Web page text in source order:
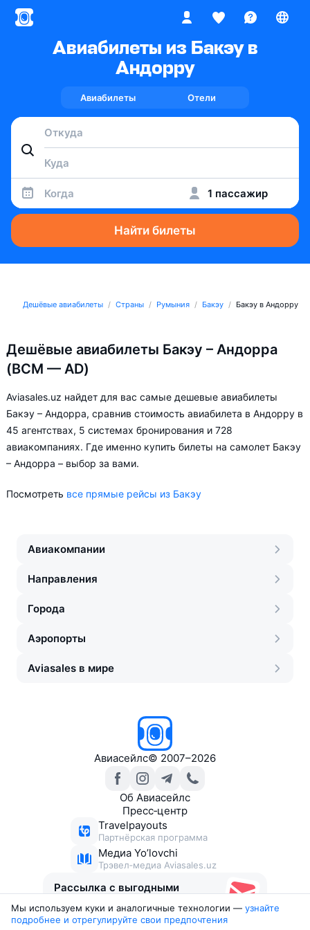
Авиабилеты из Бакэу в
Андорру
Авиабилеты Отели
Когда 1 пассажир
Найти билеты
Дешёвые авиабилеты Страны Румыния Бакэу Бакэу в Андорру
Дешёвые авиабилеты Бакэу – Андорра
(BCM — AD)
Aviasales.uz найдет для вас самые дешевые авиабилеты
Бакэу – Андорра, сравнив стоимость авиабилета в Андорру в
45 агентствах, 5 системах бронирования и 728
авиакомпаниях. Где именно купить билеты на самолет Бакэу
– Андорра – выбор за вами.
Посмотреть все прямые рейсы из Бакэу
Авиакомпании
Направления
Города
Аэропорты
Aviasales в мире
Авиасейлс© 2007–2026
Об Авиасейлс
Пресс‑центр
Travelpayouts
Партнёрская программа
Медиа Yo’lovchi
Трэвел‑медиа Aviasales.uz
Рассылка с выгодными
Мы используем куки и аналогичные технологии — узнайте
подробнее и отрегулируйте свои предпочтения